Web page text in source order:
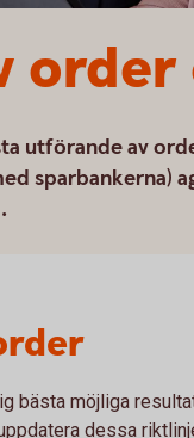
utförande av
sparbankerna)
bästa möjliga
dessa